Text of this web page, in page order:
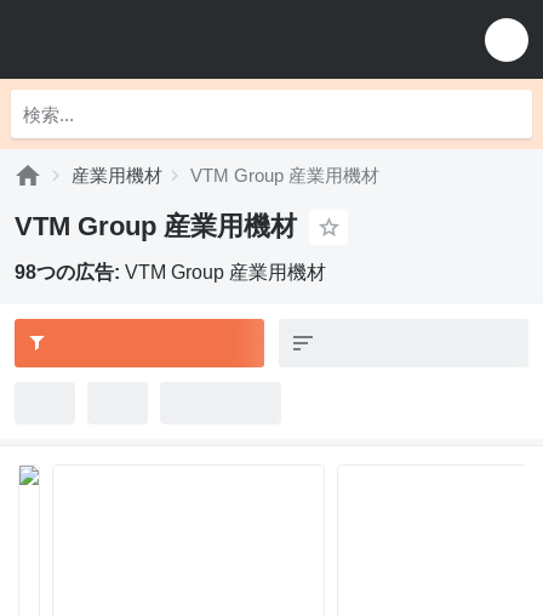
産業用機材 VTM Group 産業用機材
VTM Group 産業用機材
98つの広告: VTM Group 産業用機材